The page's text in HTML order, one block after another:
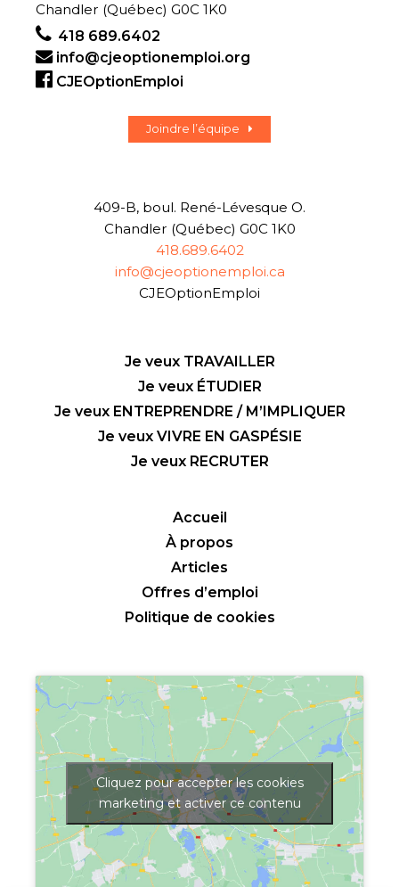
Chandler (Québec) G0C 1K0
418 689.6402
info@cjeoptionemploi.org
CJEOptionEmploi
Joindre l’équipe
409-B, boul. René-Lévesque O.
Chandler (Québec) G0C 1K0
418.689.6402
info@cjeoptionemploi.ca
CJEOptionEmploi
Je veux TRAVAILLER
Je veux ÉTUDIER
Je veux ENTREPRENDRE / M’IMPLIQUER
Je veux VIVRE EN GASPÉSIE
Je veux RECRUTER
Accueil
À propos
Articles
Offres d’emploi
Politique de cookies
Cliquez pour accepter les cookies
marketing et activer ce contenu